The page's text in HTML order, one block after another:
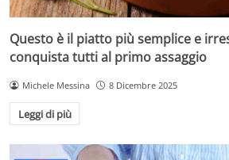
Questo è il piatto più semplice e
conquista tutti al primo assaggio
Michele Messina 8 Dicembre 2025
Leggi di più